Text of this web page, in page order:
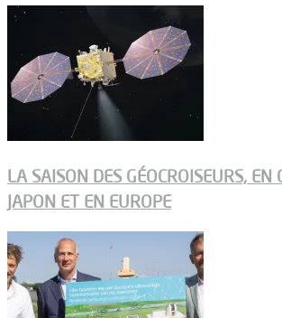
LA SAISON DES GÉOCROISEURS, EN
JAPON ET EN EUROPE